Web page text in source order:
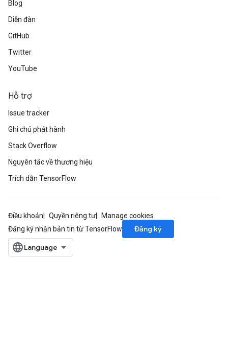
Blog
Diễn đàn
GitHub
Twitter
YouTube
Hỗ trợ
Issue tracker
Ghi chú phát hành
Stack Overflow
Nguyên tắc về thương hiệu
Trích dẫn TensorFlow
Điều khoản Quyền riêng tư
Manage cookies
Đăng ký nhận bản tin từ TensorFlow
Đăng ký